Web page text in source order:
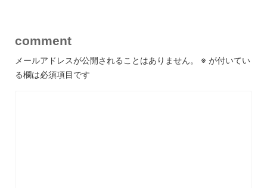
comment
メールアドレスが公開されることはありません。 ※ が付いてい
る欄は必須項目です